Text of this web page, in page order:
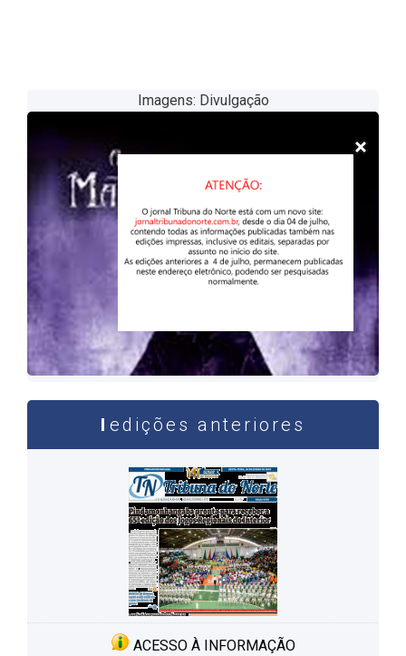
Imagens: Divulgação
edições anteriores
ACESSO À INFORMAÇÃO